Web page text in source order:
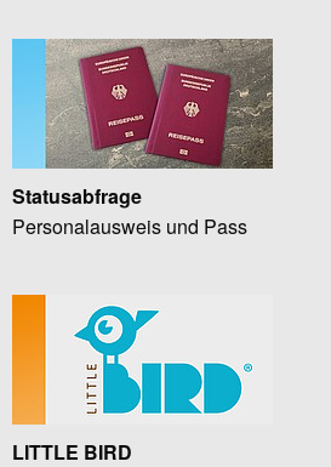
Statusabfrage
Personalausweis und Pass
LITTLE BIRD